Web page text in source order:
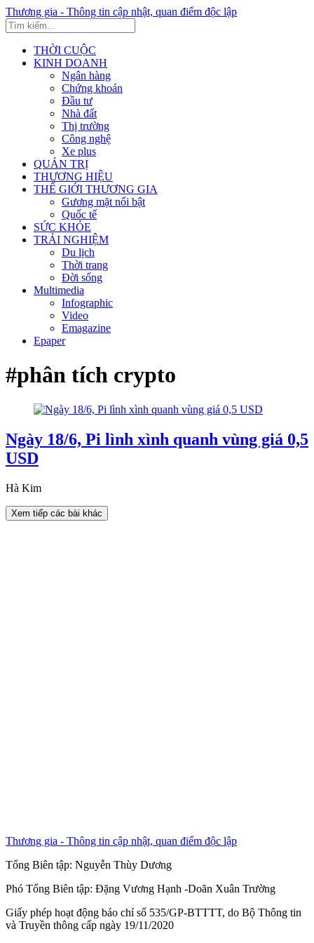
Thương gia - Thông tin cập nhật, quan điểm độc lập
THỜI CUỘC
KINH DOANH
Ngân hàng
Chứng khoán
Đầu tư
Nhà đất
Thị trường
Công nghệ
Xe plus
QUẢN TRỊ
THƯƠNG HIỆU
THẾ GIỚI THƯƠNG GIA
Gương mặt nổi bật
Quốc tế
SỨC KHỎE
TRẢI NGHIỆM
Du lịch
Thời trang
Đời sống
Multimedia
Infographic
Video
Emagazine
Epaper
#phân tích crypto
Ngày 18/6, Pi lình xình quanh vùng giá 0,5
USD
Hà Kim
Xem tiếp các bài khác
Thương gia - Thông tin cập nhật, quan điểm độc lập
Tổng Biên tập: Nguyễn Thùy Dương
Phó Tổng Biên tập: Đặng Vương Hạnh -Doãn Xuân Trường
Giấy phép hoạt động báo chí số 535/GP-BTTTT, do Bộ Thông tin
và Truyền thông cấp ngày 19/11/2020